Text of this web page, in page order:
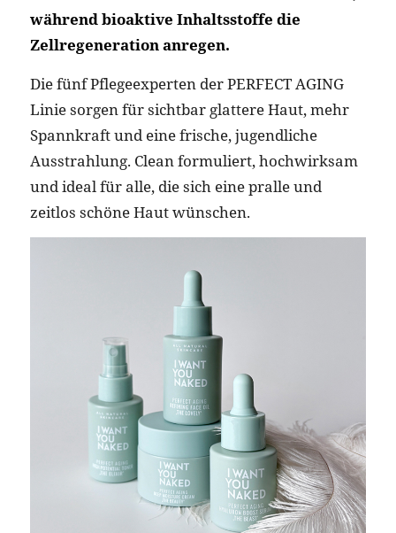
während bioaktive Inhaltsstoffe die
Zellregeneration anregen.
Die fünf Pflegeexperten der PERFECT AGING
Linie sorgen für sichtbar glattere Haut, mehr
Spannkraft und eine frische, jugendliche
Ausstrahlung. Clean formuliert, hochwirksam
und ideal für alle, die sich eine pralle und
zeitlos schöne Haut wünschen.